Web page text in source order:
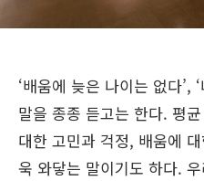
‘배움에 늦은 나이는 없다’,
말을 종종 듣고는 한다. 평
대한 고민과 걱정, 배움에
욱 와닿는 말이기도 하다.